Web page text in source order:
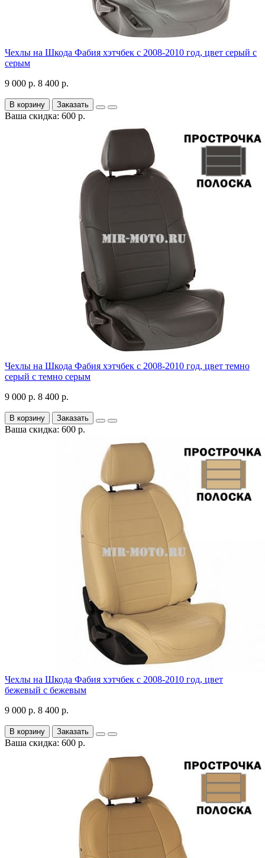
Чехлы на Шкода Фабия хэтчбек с 2008-2010 год, цвет серый с
серым
9 000 р. 8 400 р.
В корзину Заказать
Ваша скидка: 600 р.
Чехлы на Шкода Фабия хэтчбек с 2008-2010 год, цвет темно
серый с темно серым
9 000 р. 8 400 р.
В корзину Заказать
Ваша скидка: 600 р.
Чехлы на Шкода Фабия хэтчбек с 2008-2010 год, цвет
бежевый с бежевым
9 000 р. 8 400 р.
В корзину Заказать
Ваша скидка: 600 р.